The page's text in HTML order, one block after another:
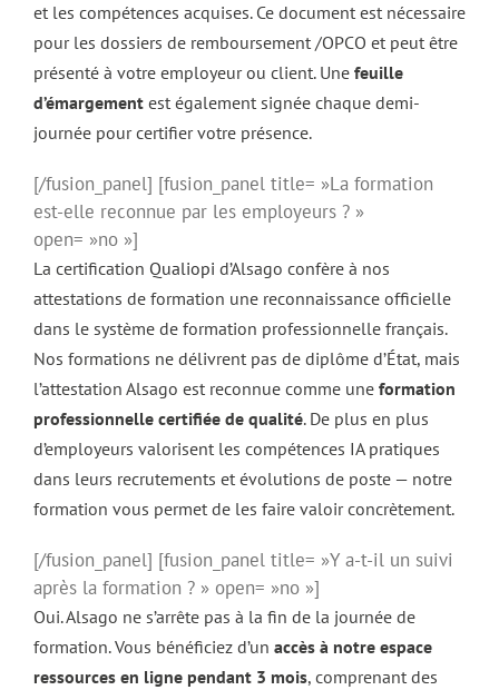
et les compétences acquises. Ce document est nécessaire
pour les dossiers de remboursement /OPCO et peut être
présenté à votre employeur ou client. Une feuille
d’émargementest également signée chaque demi-
journée pour certifier votre présence.
[/fusion_panel] [fusion_panel title= »La formation
est-elle reconnue par les employeurs ? »
open= »no »]
La certification Qualiopi d’Alsago confère à nos
attestations de formation une reconnaissance officielle
dans le système de formation professionnelle français.
Nos formations ne délivrent pas de diplôme d’État, mais
l’attestation Alsago est reconnue comme une formation
professionnelle certifiée de qualité. De plus en plus
d’employeurs valorisent les compétences IA pratiques
dans leurs recrutements et évolutions de poste — notre
formation vous permet de les faire valoir concrètement.
[/fusion_panel] [fusion_panel title= »Y a-t-il un suivi
après la formation ? » open= »no »]
Oui. Alsago ne s’arrête pas à la fin de la journée de
formation. Vous bénéficiez d’un accès à notre espace
ressources en ligne pendant 3 mois, comprenant des